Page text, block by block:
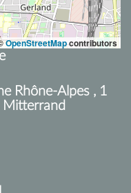
OpenStreetMapcontributors
Rhône-Alpes , 1
Mitterrand